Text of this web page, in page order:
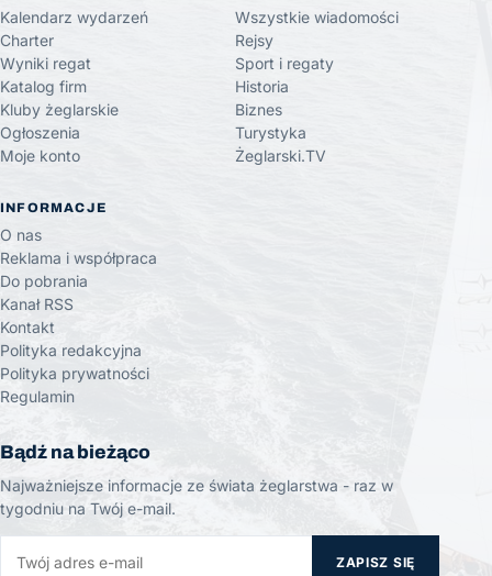
Kalendarz wydarzeń
Charter
Wyniki regat
Katalog firm
Kluby żeglarskie
Ogłoszenia
Moje konto
Wszystkie wiadomości
Rejsy
Sport i regaty
Historia
Biznes
Turystyka
Żeglarski.TV
INFORMACJE
O nas
Reklama i współpraca
Do pobrania
Kanał RSS
Kontakt
Polityka redakcyjna
Polityka prywatności
Regulamin
Bądź na bieżąco
Najważniejsze informacje ze świata żeglarstwa - raz w
tygodniu na Twój e-mail.
ZAPISZ SIĘ